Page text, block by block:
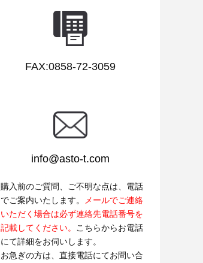
FAX:0858-72-3059
info@asto-t.com
購入前のご質問、ご不明な点は、電話
でご案内いたします。
メールでご連絡
いただく場合は必ず連絡先電話番号を
記載してください。
こちらからお電話
にて詳細をお伺いします。
お急ぎの方は、直接電話にてお問い合